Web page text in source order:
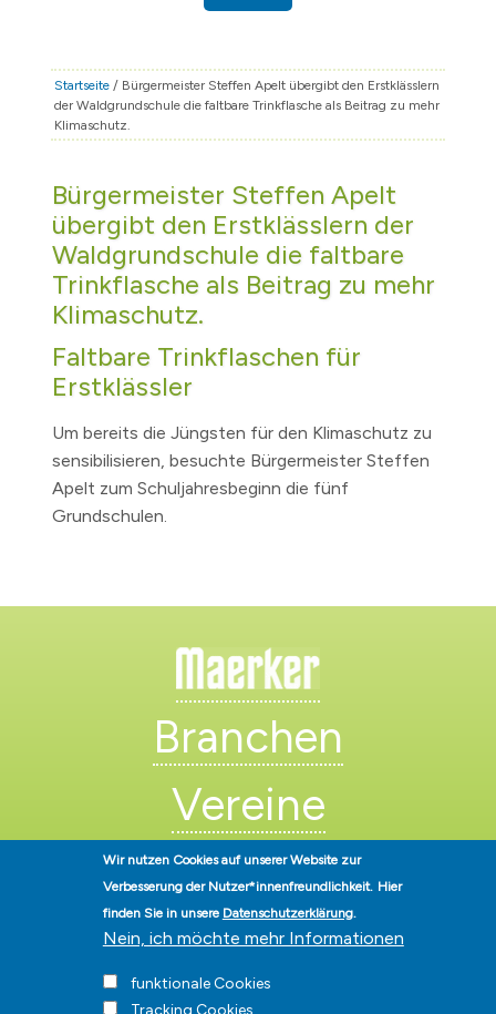
RATHAUS & POLITIK
TOURISMUS
BAUEN & WIRTSCHAFT
Startseite / Bürgermeister Steffen Apelt übergibt den Erstklässlern
der Waldgrundschule die faltbare Trinkflasche als Beitrag zu mehr
Klimaschutz.
Bürgermeister Steffen Apelt
übergibt den Erstklässlern der
Waldgrundschule die faltbare
Trinkflasche als Beitrag zu mehr
Klimaschutz.
Faltbare Trinkflaschen für
Erstklässler
Um bereits die Jüngsten für den Klimaschutz zu
sensibilisieren, besuchte Bürgermeister Steffen
Apelt zum Schuljahresbeginn die fünf
Grundschulen.
Branchen
Vereine
Künstler
Wir nutzen Cookies auf unserer Website zur
Verbesserung der Nutzer*innenfreundlichkeit. Hier
finden Sie in unsere Datenschutzerklärung.
Nein, ich möchte mehr Informationen
funktionale Cookies